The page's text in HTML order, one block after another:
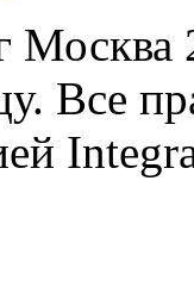
Все